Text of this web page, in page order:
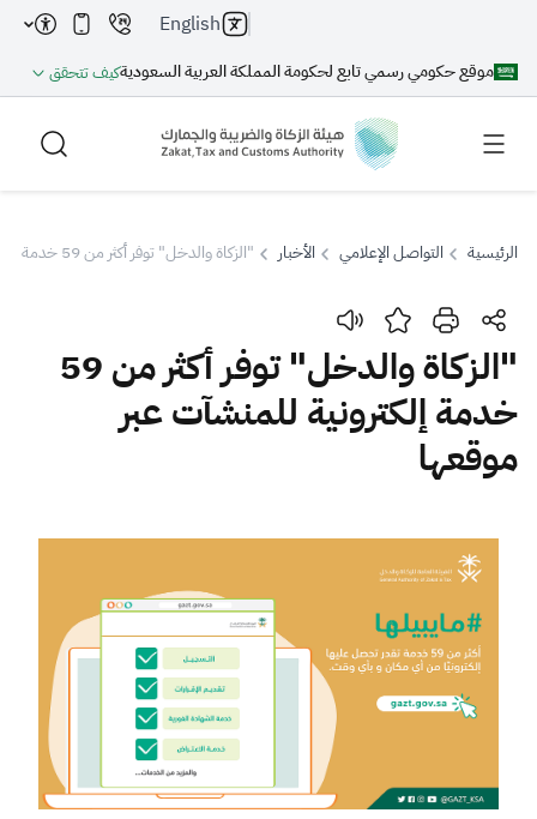
موقع حكومي رسمي تابع لحكومة المملكة العربية السعوديةكيف تتحقق
English
بحث
بحث بحث AI
اقتراحات
الزكاة الجمارك
ضريبة القيمة المضافة
الإقرار الضريبي
الرئيسية التواصل الإعلامي الأخبار "الزكاة والدخل" توفر أكثر من 59 خدمة إلكترونية للمنشآت عبر موقعها
"الزكاة والدخل" توفر أكثر من 59
خدمة إلكترونية للمنشآت عبر
موقعها